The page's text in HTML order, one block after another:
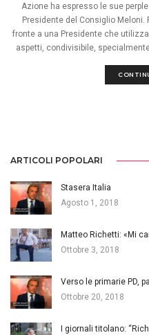
Azione ha espresso le sue
Presidente del Consiglio Meloni.
fronte a una Presidente che
aspetti, condivisibile,
ARTICOLI POPOLARI
Stasera Italia
Agosto 1, 2018
Matteo Richetti: «Mi
Ottobre 3, 2018
Verso le primarie PD,
Ottobre 20, 2018
I giornali titolano: